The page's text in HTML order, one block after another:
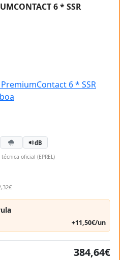
6 * SSR
dB
oficial (EPREL)
+11,50€/un
384,64€